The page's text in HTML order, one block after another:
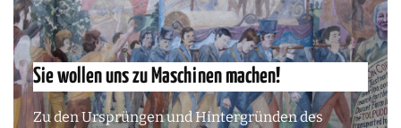
Sie wollen uns zu Maschinen machen!
Zu den Ursprüngen und Hintergründen des